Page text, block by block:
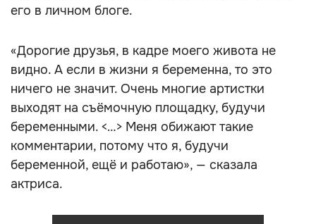
его в личном блоге.
«Дорогие друзья, в кадре моего живота не
видно. А если в жизни я беременна, то это
ничего не значит. Очень многие артистки
выходят на съёмочную площадку, будучи
беременными. <…> Меня обижают такие
комментарии, потому что я, будучи
беременной, ещё и работаю», — сказала
актриса.